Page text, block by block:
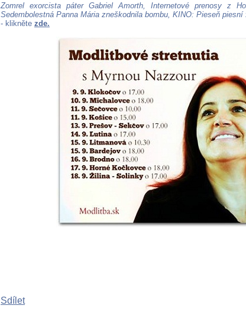
Zomrel exorcista páter Gabriel Amorth, Internetové prenosy z
Sedembolestná Panna Mária zneškodnila bombu, KINO: Pieseň piesní
- klikněte zde.
Sdílet